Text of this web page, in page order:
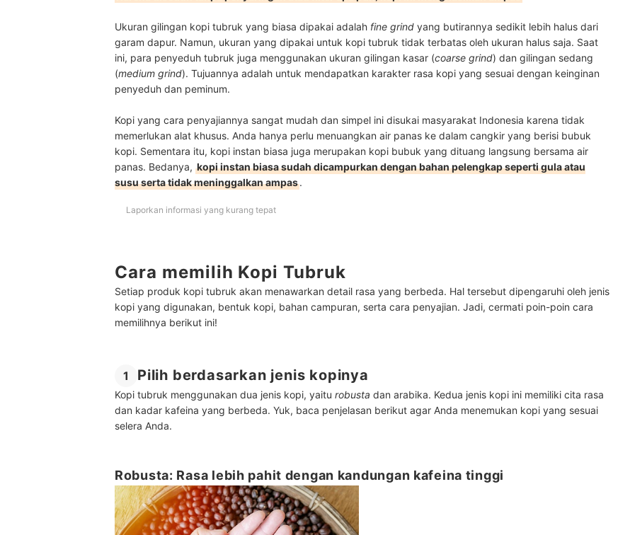
Ukuran gilingan kopi tubruk yang biasa dipakai adalah fine grind yang butirannya sedikit lebih halus dari
garam dapur. Namun, ukuran yang dipakai untuk kopi tubruk tidak terbatas oleh ukuran halus saja. Saat
ini, para penyeduh tubruk juga menggunakan ukuran gilingan kasar (coarse grind) dan gilingan sedang
(medium grind). Tujuannya adalah untuk mendapatkan karakter rasa kopi yang sesuai dengan keinginan
penyeduh dan peminum.
Kopi yang cara penyajiannya sangat mudah dan simpel ini disukai masyarakat Indonesia karena tidak
memerlukan alat khusus. Anda hanya perlu menuangkan air panas ke dalam cangkir yang berisi bubuk
kopi. Sementara itu, kopi instan biasa juga merupakan kopi bubuk yang dituang langsung bersama air
panas. Bedanya, kopi instan biasa sudah dicampurkan dengan bahan pelengkap seperti gula atau
susu serta tidak meninggalkan ampas.
Laporkan informasi yang kurang tepat
Cara memilih Kopi Tubruk
Setiap produk kopi tubruk akan menawarkan detail rasa yang berbeda. Hal tersebut dipengaruhi oleh jenis
kopi yang digunakan, bentuk kopi, bahan campuran, serta cara penyajian. Jadi, cermati poin-poin cara
memilihnya berikut ini!
1 Pilih berdasarkan jenis kopinya
Kopi tubruk menggunakan dua jenis kopi, yaitu robusta dan arabika. Kedua jenis kopi ini memiliki cita rasa
dan kadar kafeina yang berbeda. Yuk, baca penjelasan berikut agar Anda menemukan kopi yang sesuai
selera Anda.
Robusta: Rasa lebih pahit dengan kandungan kafeina tinggi